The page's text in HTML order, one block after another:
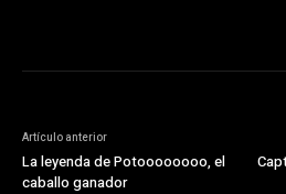
Artículo anterior
La leyenda de Potoooooooo, el
caballo ganador